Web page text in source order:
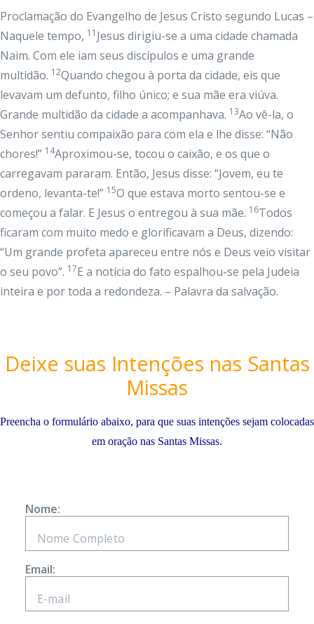
Proclamação do Evangelho de Jesus Cristo segundo Lucas –
Naquele tempo, 11 Jesus dirigiu-se a uma cidade chamada
Naim. Com ele iam seus discípulos e uma grande
multidão. 12Quando chegou à porta da cidade, eis que
levavam um defunto, filho único; e sua mãe era viúva.
Grande multidão da cidade a acompanhava. 13Ao vê-la, o
Senhor sentiu compaixão para com ela e lhe disse: “Não
chores!” 14Aproximou-se, tocou o caixão, e os que o
carregavam pararam. Então, Jesus disse: “Jovem, eu te
ordeno, levanta-te!” 15O que estava morto sentou-se e
começou a falar. E Jesus o entregou à sua mãe. 16Todos
ficaram com muito medo e glorificavam a Deus, dizendo:
“Um grande profeta apareceu entre nós e Deus veio visitar
o seu povo”. 17E a notícia do fato espalhou-se pela Judeia
inteira e por toda a redondeza. – Palavra da salvação.
Deixe suas Intenções nas Santas
Missas
Preencha o formulário abaixo, para que suas intenções sejam colocadas
em oração nas Santas Missas.
Nome:
Email: